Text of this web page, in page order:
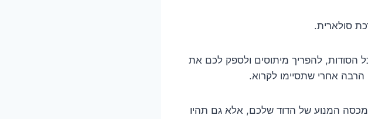
סולארית.
הסודות, להפריך מיתוסים ולספק לכם את
אחרי שתסיימו לקרוא.
המנוע של הדוד שלכם, אלא גם תהיו